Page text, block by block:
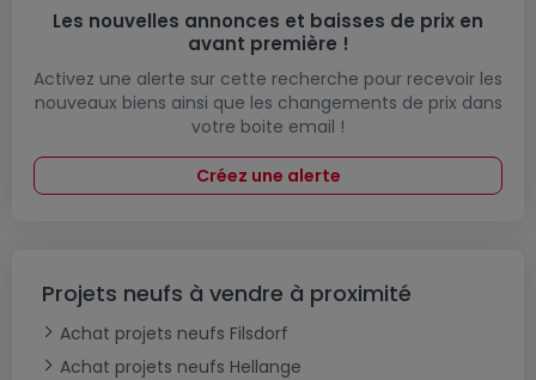
Les nouvelles annonces et baisses de prix en
avant première !
Activez une alerte sur cette recherche pour recevoir les
nouveaux biens ainsi que les changements de prix dans
votre boite email !
Créez une alerte
Projets neufs à vendre à proximité
Achat projets neufs Filsdorf
Achat projets neufs Hellange